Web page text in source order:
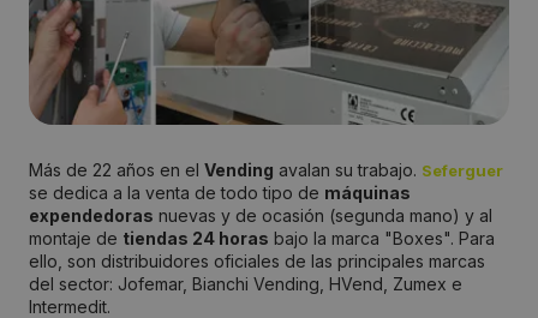
Más de 22 años en el Vending avalan su trabajo. Seferguer
se dedica a la venta de todo tipo de máquinas
expendedoras nuevas y de ocasión (segunda mano) y al
montaje de tiendas 24 horas bajo la marca "Boxes". Para
ello, son distribuidores oficiales de las principales marcas
del sector: Jofemar, Bianchi Vending, HVend, Zumex e
Intermedit.